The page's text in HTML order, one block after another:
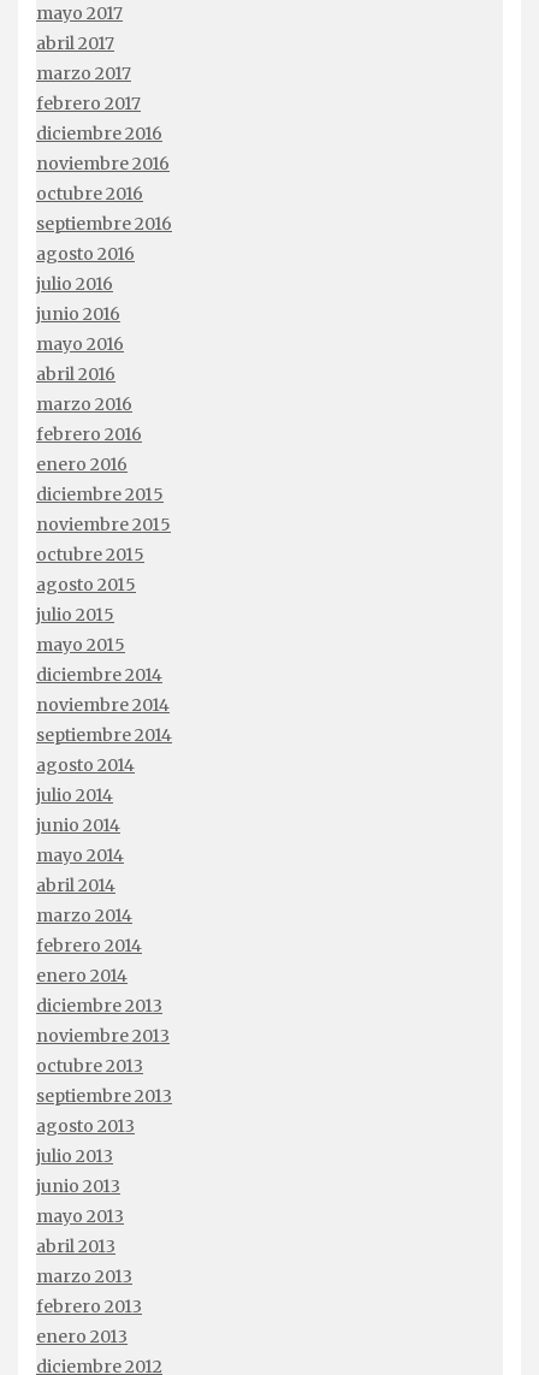
mayo 2017
abril 2017
marzo 2017
febrero 2017
diciembre 2016
noviembre 2016
octubre 2016
septiembre 2016
agosto 2016
julio 2016
junio 2016
mayo 2016
abril 2016
marzo 2016
febrero 2016
enero 2016
diciembre 2015
noviembre 2015
octubre 2015
agosto 2015
julio 2015
mayo 2015
diciembre 2014
noviembre 2014
septiembre 2014
agosto 2014
julio 2014
junio 2014
mayo 2014
abril 2014
marzo 2014
febrero 2014
enero 2014
diciembre 2013
noviembre 2013
octubre 2013
septiembre 2013
agosto 2013
julio 2013
junio 2013
mayo 2013
abril 2013
marzo 2013
febrero 2013
enero 2013
diciembre 2012